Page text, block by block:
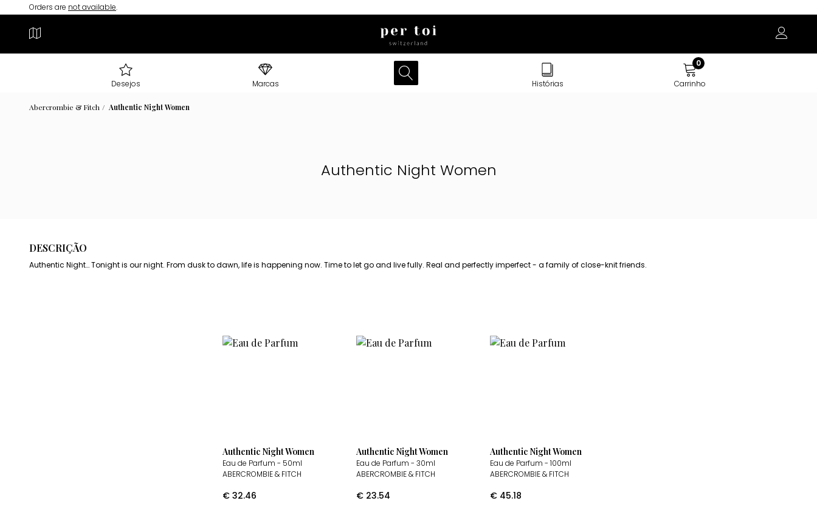
Orders are not available.
Abercrombie & Fitch Authentic Night Women
Authentic Night Women
DESCRIÇÃO
Authentic Night… Tonight is our night. From dusk to dawn, life is happening now. Time to let go and live fully. Real and perfectly imperfect - a family of close-knit friends.
Authentic Night Women
Eau de Parfum - 50ml
ABERCROMBIE & FITCH
€ 32.46
Authentic Night Women
Eau de Parfum - 30ml
ABERCROMBIE & FITCH
€ 23.54
Authentic Night Women
Eau de Parfum - 100ml
ABERCROMBIE & FITCH
€ 45.18
Desejos Marcas Histórias
0
Carrinho